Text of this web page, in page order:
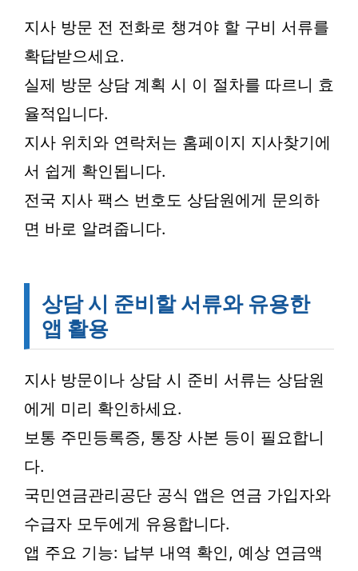
지사 방문 전 전화로 챙겨야 할 구비 서류를
확답받으세요.
실제 방문 상담 계획 시 이 절차를 따르니 효
율적입니다.
지사 위치와 연락처는 홈페이지 지사찾기에
서 쉽게 확인됩니다.
전국 지사 팩스 번호도 상담원에게 문의하
면 바로 알려줍니다.
상담 시 준비할 서류와 유용한
앱 활용
지사 방문이나 상담 시 준비 서류는 상담원
에게 미리 확인하세요.
보통 주민등록증, 통장 사본 등이 필요합니
다.
국민연금관리공단 공식 앱은 연금 가입자와
수급자 모두에게 유용합니다.
앱 주요 기능: 납부 내역 확인, 예상 연금액